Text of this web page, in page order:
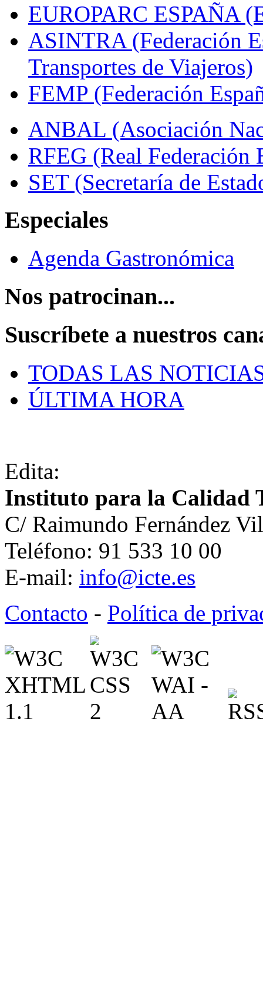
EUROPARC ESPAÑA
ASINTRA (Federación
Transportes de Viajeros)
FEMP (Federación
ANBAL (Asociación
RFEG (Real Federación
SET (Secretaría de
Especiales
Agenda Gastronómica
Nos patrocinan...
Suscríbete a nuestros
TODAS LAS
ÚLTIMA HORA
Edita:
Instituto para la Calidad
C/ Raimundo Fernández
Teléfono: 91 533 10 00
E-mail: info@icte.es
Contacto - Política de